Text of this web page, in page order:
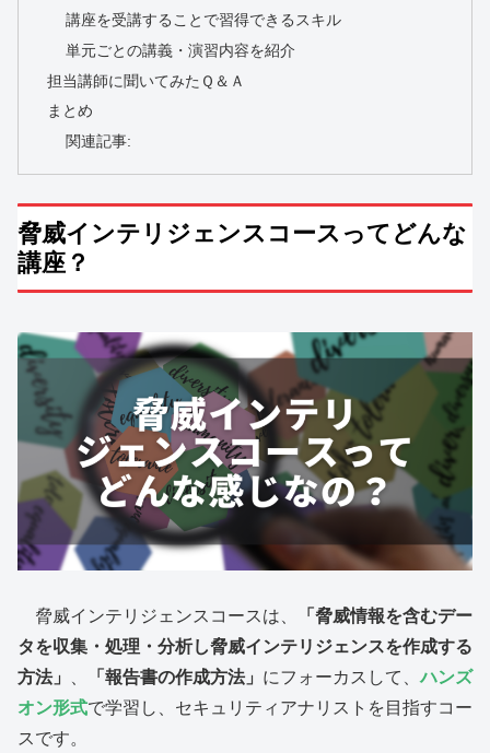
講座を受講することで習得できるスキル
単元ごとの講義・演習内容を紹介
担当講師に聞いてみたＱ＆Ａ
まとめ
関連記事:
脅威インテリジェンスコースってどんな
講座？
脅威インテリジェンスコースは、
「脅威情報を含むデー
タを収集・処理・分析し脅威インテリジェンスを作成する
方法」
、 「報告書の作成方法」 にフォーカスして、ハンズ
オン形式で学習し、セキュリティアナリストを目指すコー
スです。